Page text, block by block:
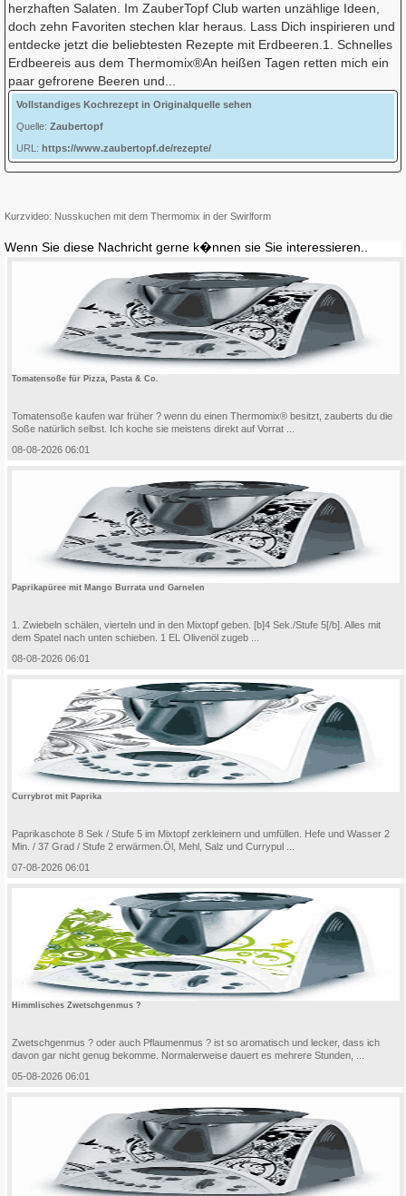
herzhaften Salaten. Im ZauberTopf Club warten unzählige Ideen,
doch zehn Favoriten stechen klar heraus. Lass Dich inspirieren und
entdecke jetzt die beliebtesten Rezepte mit Erdbeeren.1. Schnelles
Erdbeereis aus dem Thermomix®An heißen Tagen retten mich ein
paar gefrorene Beeren und...
Vollstandiges Kochrezept in Originalquelle sehen
Quelle: Zaubertopf
URL: https://www.zaubertopf.de/rezepte/
Kurzvideo: Nusskuchen mit dem Thermomix in der Swirlform
Wenn Sie diese Nachricht gerne k�nnen sie Sie interessieren..
Tomatensoße für Pizza, Pasta & Co.
Tomatensoße kaufen war früher ? wenn du einen Thermomix® besitzt, zauberts du die
Soße natürlich selbst. Ich koche sie meistens direkt auf Vorrat ...
08-08-2026 06:01
Paprikapüree mit Mango Burrata und Garnelen
1. Zwiebeln schälen, vierteln und in den Mixtopf geben. [b]4 Sek./Stufe 5[/b]. Alles mit
dem Spatel nach unten schieben. 1 EL Olivenöl zugeb ...
08-08-2026 06:01
Currybrot mit Paprika
Paprikaschote 8 Sek / Stufe 5 im Mixtopf zerkleinern und umfüllen. Hefe und Wasser 2
Min. / 37 Grad / Stufe 2 erwärmen.Öl, Mehl, Salz und Currypul ...
07-08-2026 06:01
Himmlisches Zwetschgenmus ?
Zwetschgenmus ? oder auch Pflaumenmus ? ist so aromatisch und lecker, dass ich
davon gar nicht genug bekomme. Normalerweise dauert es mehrere Stunden, ...
05-08-2026 06:01